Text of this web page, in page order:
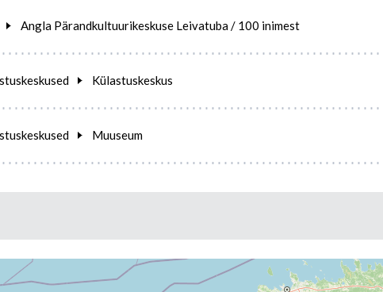
Angla Pärandkultuurikeskuse Leivatuba / 100 inimest
Külastuskeskus
Muuseum